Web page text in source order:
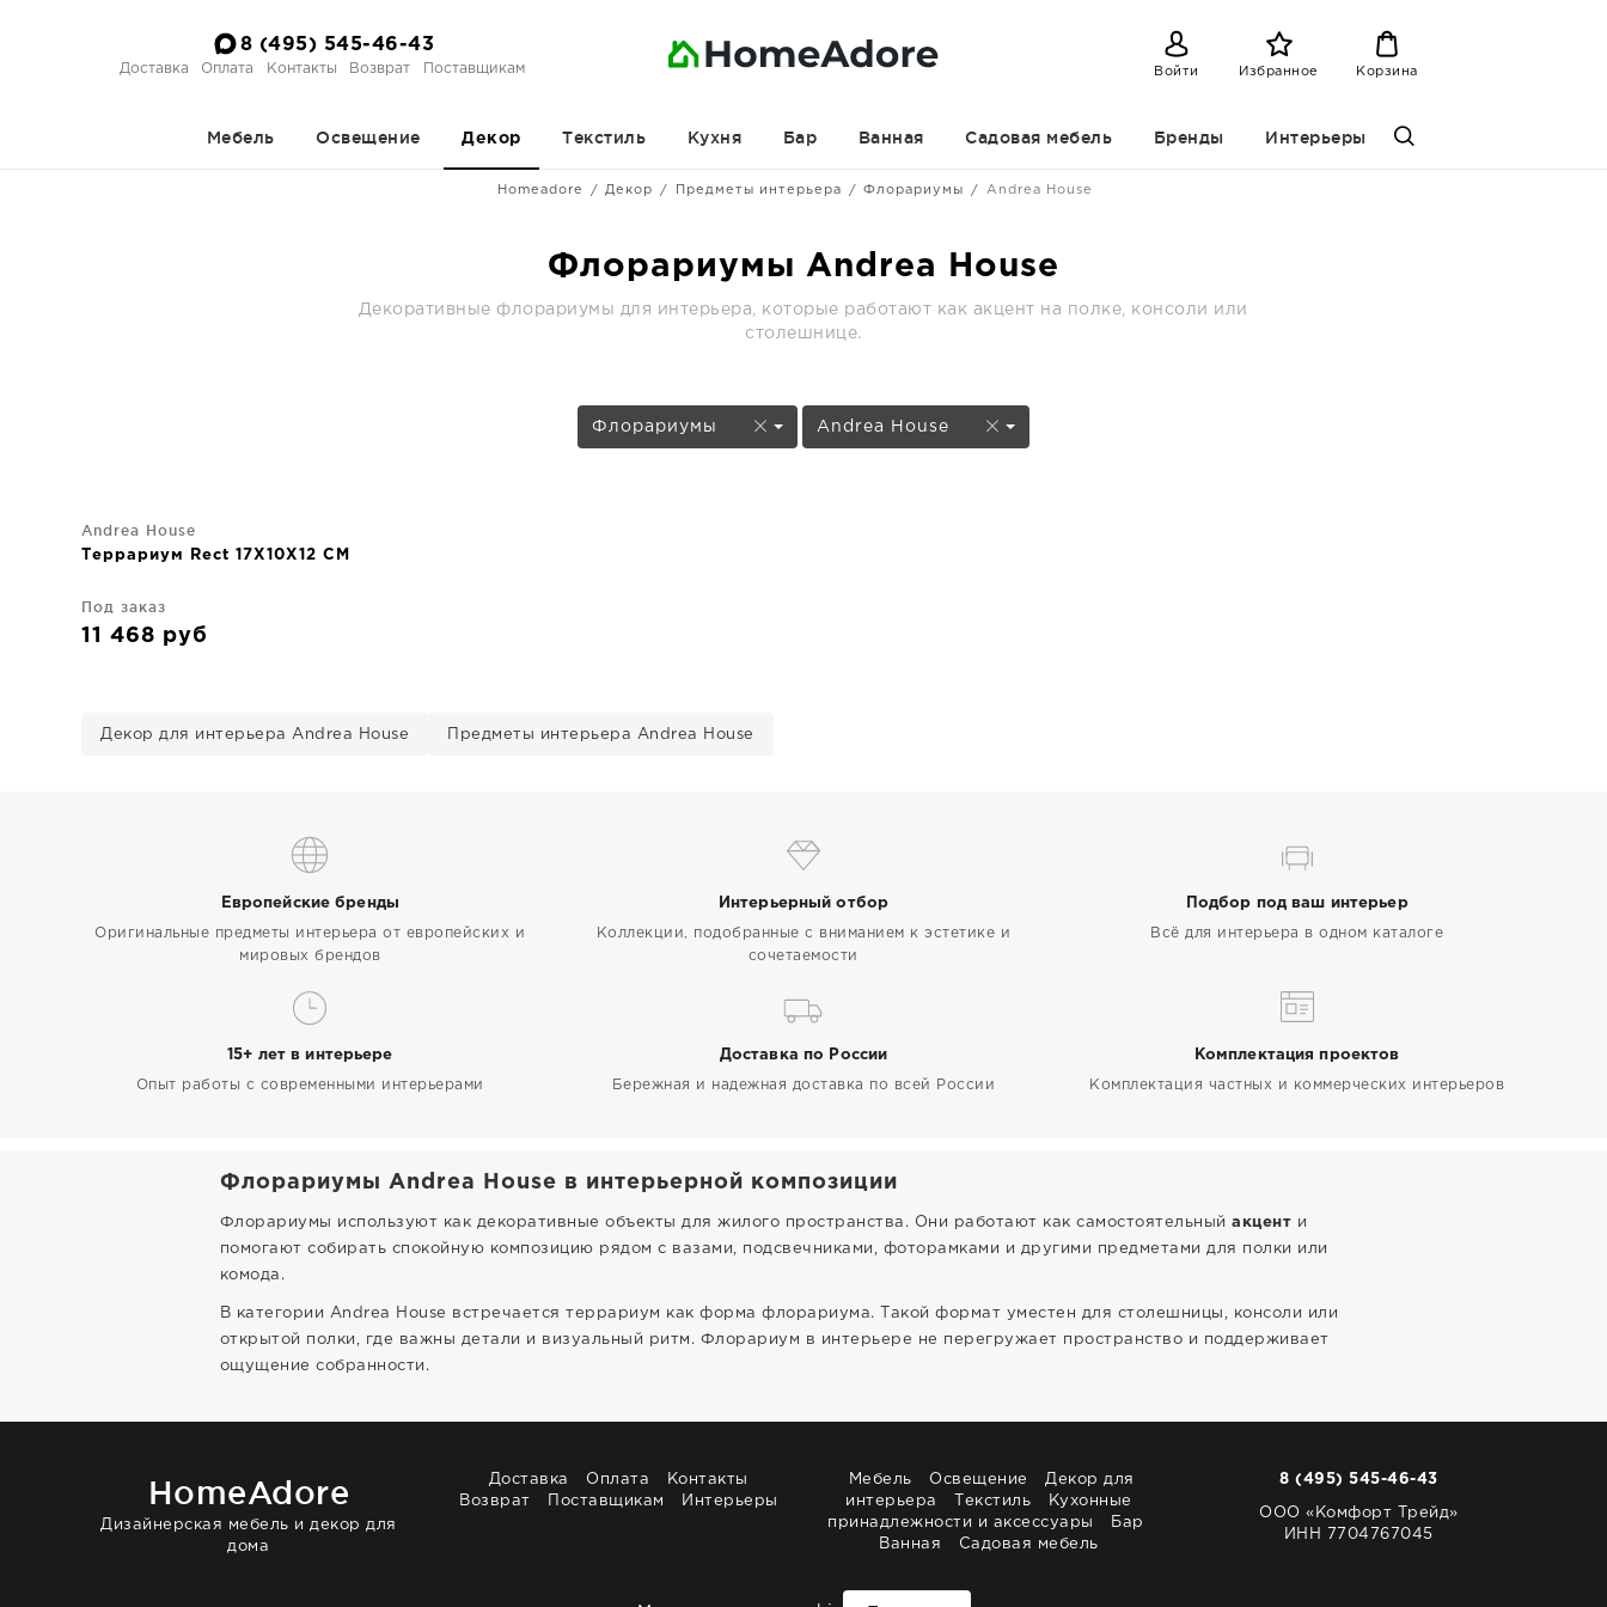
8 (495) 545-46-43
Доставка Оплата Контакты Возврат Поставщикам Войти Избранное Корзина
Мебель Освещение Декор Текстиль Кухня Бар Ванная Садовая мебель Бренды Интерьеры
Homeadore Декор Предметы интерьера Флорариумы Andrea House
Флорариумы Andrea House
Декоративные флорариумы для интерьера, которые работают как акцент на полке, консоли или
столешнице.
Флорариумы Andrea House
Andrea House
Террариум Rect 17X10X12 CM
Под заказ
11 468 руб
Декор для интерьера Andrea House Предметы интерьера Andrea House
Европейские бренды
Оригинальные предметы интерьера от европейских и
мировых брендов
Интерьерный отбор
Коллекции, подобранные с вниманием к эстетике и
сочетаемости
Подбор под ваш интерьер
Всё для интерьера в одном каталоге
15+ лет в интерьере
Опыт работы с современными интерьерами
Доставка по России
Бережная и надежная доставка по всей России
Комплектация проектов
Комплектация частных и коммерческих интерьеров
Флорариумы Andrea House в интерьерной композиции
Флорариумы используют как декоративные объекты для жилого пространства. Они работают как самостоятельныйакцент и
помогают собирать спокойную композицию рядом с вазами, подсвечниками, фоторамками и другими предметами для полки или
комода.
В категории Andrea House встречается террариум как форма флорариума. Такой формат уместен для столешницы, консоли или
открытой полки, где важны детали и визуальный ритм. Флорариум в интерьере не перегружает пространство и поддерживает
ощущение собранности.
HomeAdore
Дизайнерская мебель и декор для
дома
8 (495) 545-46-43
ООО «Комфорт Трейд»
ИНН 7704767045
Доставка Оплата
Контакты
Возврат
Поставщикам Интерьеры
Мебель Освещение
Декор для
интерьера
Текстиль
Кухонные
принадлежности и аксессуары
Бар
Ванная
Садовая мебель